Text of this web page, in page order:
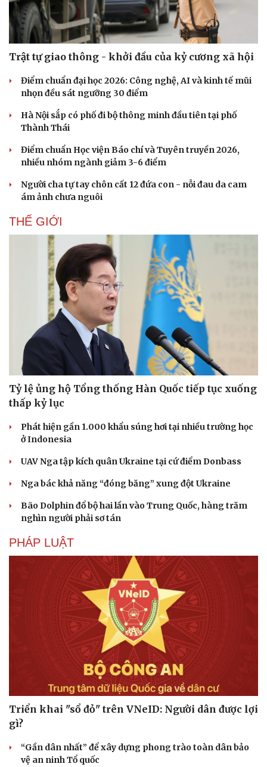
Sân khấu - Điện ảnh
Văn học
Âm nhạc
Di sản
Nghệ sĩ
Thời trang
Sao Việt
Trật tự giao thông - khởi đầu của kỷ cương xã hội
Điểm chuẩn đại học 2026: Công nghệ, AI và kinh tế mũi
nhọn đều sát ngưỡng 30 điểm
Hà Nội sắp có phố đi bộ thông minh đầu tiên tại phố
Thành Thái
Điểm chuẩn Học viện Báo chí và Tuyên truyền 2026,
nhiều nhóm ngành giảm 3-6 điểm
Người cha tự tay chôn cất 12 đứa con - nỗi đau da cam
ám ảnh chưa nguôi
THẾ GIỚI
Tỷ lệ ủng hộ Tổng thống Hàn Quốc tiếp tục xuống
thấp kỷ lục
Phát hiện gần 1.000 khẩu súng hơi tại nhiều trường học
ở Indonesia
UAV Nga tập kích quân Ukraine tại cứ điểm Donbass
Nga bác khả năng “đóng băng” xung đột Ukraine
Bão Dolphin đổ bộ hai lần vào Trung Quốc, hàng trăm
nghìn người phải sơ tán
PHÁP LUẬT
Triển khai "sổ đỏ" trên VNeID: Người dân được lợi
gì?
“Gần dân nhất” để xây dựng phong trào toàn dân bảo
vệ an ninh Tổ quốc